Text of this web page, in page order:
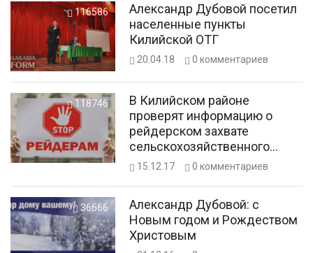
116586
Александр Дубовой посетил
населенные пункты
Килийской ОТГ
20.04.18 0 комментариев
118746
В Килийском районе
проверят информацию о
рейдерском захвате
сельскохозяйственного
кооператива
15.12.17 0 комментариев
36666
Александр Дубовой: с
Новым годом и Рождеством
Христовым